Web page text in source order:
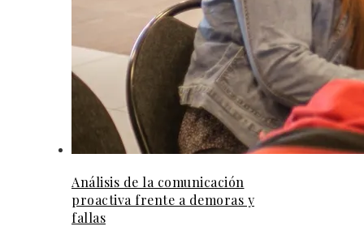
Análisis de la comunicación
proactiva frente a demoras y
fallas